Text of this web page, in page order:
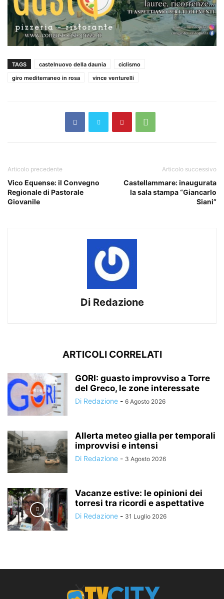
TAGS castelnuovo della daunia
ciclismo
giro mediterraneo in rosa
vince venturelli
Articolo precedente
Vico Equense: il Convegno
Regionale di Pastorale
Giovanile
Articolo successivo
Castellammare: inaugurata
la sala stampa “Giancarlo
Siani”
Di Redazione
ARTICOLI CORRELATI
GORI: guasto improvviso a Torre
del Greco, le zone interessate
Di Redazione - 6 Agosto 2026
Allerta meteo gialla per temporali
improvvisi e intensi
Di Redazione - 3 Agosto 2026
Vacanze estive: le opinioni dei
torresi tra ricordi e aspettative
Di Redazione - 31 Luglio 2026